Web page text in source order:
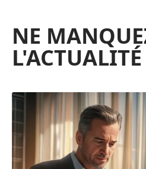
NE
L'ACTUALITÉ